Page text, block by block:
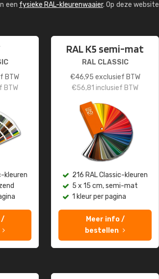
een fysieke RAL-kleurenwaaier. Op deze website
BTW
BTW
kleuren
/
RAL K5 semi-mat
RAL CLASSIC
€46,95 exclusief BTW
€56,81 inclusief BTW
216 RAL Classic-kleuren
5 x 15 cm, semi-mat
1 kleur per pagina
Meer info /
bestellen